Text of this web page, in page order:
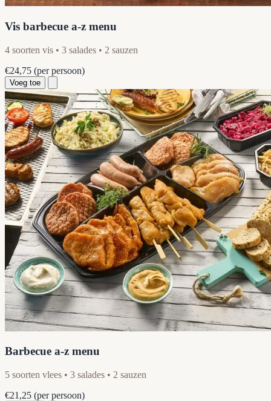
Vis barbecue a-z menu
4 soorten vis • 3 salades • 2 sauzen
€24,75 (per persoon)
Voeg toe
Barbecue a-z menu
5 soorten vlees • 3 salades • 2 sauzen
€21,25 (per persoon)